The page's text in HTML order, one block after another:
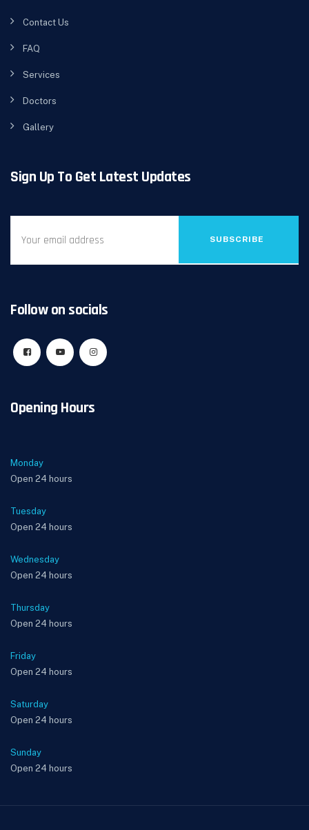
Contact Us
FAQ
Services
Doctors
Gallery
Sign Up To Get Latest Updates
SUBSCRIBE
Follow on socials
Opening Hours
Monday
Open 24 hours
Tuesday
Open 24 hours
Wednesday
Open 24 hours
Thursday
Open 24 hours
Friday
Open 24 hours
Saturday
Open 24 hours
Sunday
Open 24 hours